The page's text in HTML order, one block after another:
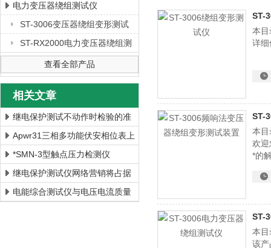
上海徐吉电气有限公司
电力变压器绕组测试仪
ST-3006变压器绕组变形测试
仪
ST-RX2000电力变压器绕组测
查看全部产品
相关文章
继电保护测试不动作时检验的准
备工作如何做
Apwr31三相多功能伏安相位表上
海徐吉电气专业制造
*SMN-3型触点压力检测仪
继电保护测试仪网络营销将占据
未来销售的主流
电能综合测试仪与电压电流质量
ST-
本目
详细
ST-
本目
欢迎
*的
ST-
本目
该产